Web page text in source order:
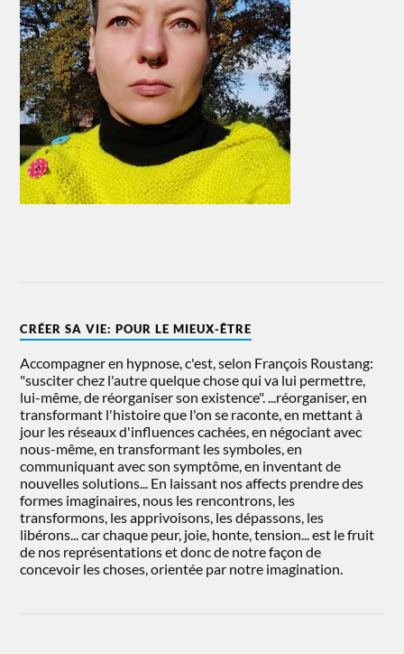
CRÉER SA VIE: POUR LE MIEUX-ÊTRE
Accompagner en hypnose, c'est, selon François Roustang:
"susciter chez l'autre quelque chose qui va lui permettre,
lui-même, de réorganiser son existence". ...réorganiser, en
transformant l'histoire que l'on se raconte, en mettant à
jour les réseaux d'influences cachées, en négociant avec
nous-même, en transformant les symboles, en
communiquant avec son symptôme, en inventant de
nouvelles solutions... En laissant nos affects prendre des
formes imaginaires, nous les rencontrons, les
transformons, les apprivoisons, les dépassons, les
libérons... car chaque peur, joie, honte, tension... est le fruit
de nos représentations et donc de notre façon de
concevoir les choses, orientée par notre imagination.